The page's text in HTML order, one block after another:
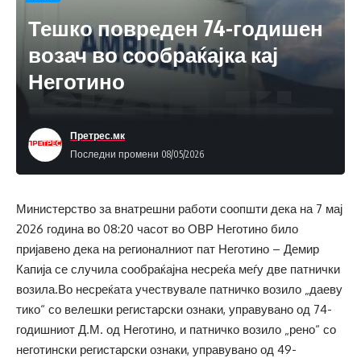
Тешко повреден 74-годишен
возач во сообраќајка кај
Неготино
Последни промени 08/05/2026
Претрес.мк
Министерство за внатрешни работи соопшти дека на 7 мај
2026 година во 08:20 часот во ОВР Неготино било
пријавено дека на регионалниот пат Неготино – Демир
Капија се случила сообраќајна несреќа меѓу две патнички
возила.Во несреќата учествувале патничко возило „даеву
тико“ со велешки регистарски ознаки, управувано од 74-
годишниот Д.М. од Неготино, и патничко возило „рено“ со
неготински регистарски ознаки, управувано од 49-